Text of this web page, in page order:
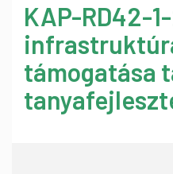
KAP-RD42-
támogatása